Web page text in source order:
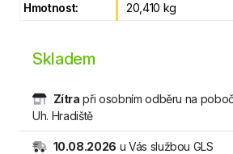
Hmotnost:
20,410 kg
Skladem
Zítra při osobním odběru na
Uh. Hradiště
10.08.2026 u Vás službou GLS